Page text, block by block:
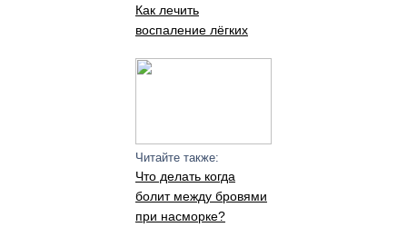
Как лечить
воспаление лёгких
Читайте также:
Что делать когда
болит между бровями
при насморке?